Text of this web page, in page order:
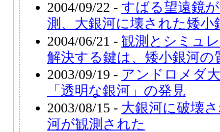
2004/09/22 - すばる望遠鏡
測、大銀河に壊された矮小
2004/06/21 - 観測とシミュ
解決する鍵は、矮小銀河の
2003/09/19 - アンドロメダ
「透明な銀河」の発見
2003/08/15 - 大銀河に破壊
河が観測された